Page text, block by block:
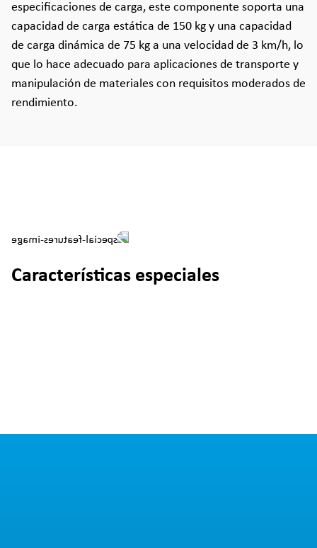
especificaciones de carga, este componente soporta una
capacidad de carga estática de 150 kg y una capacidad
de carga dinámica de 75 kg a una velocidad de 3 km/h, lo
que lo hace adecuado para aplicaciones de transporte y
manipulación de materiales con requisitos moderados de
rendimiento.
Características especiales